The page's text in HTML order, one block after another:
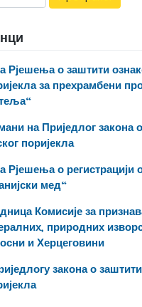
Рјешења о заштити
за прехрамбени
на Приједлог закона
поријекла
Рјешења о регистрацији
мед“
Комисије за
природних
и Херцеговини
закона о